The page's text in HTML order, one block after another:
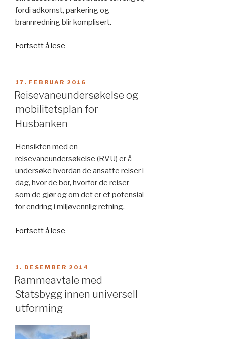
fordi adkomst, parkering og
brannredning blir komplisert.
Fortsett å lese
PUBLISERT
17. FEBRUAR 2016
Reisevaneundersøkelse og
mobilitetsplan for
Husbanken
Hensikten med en
reisevaneundersøkelse (RVU) er å
undersøke hvordan de ansatte reiser i
dag, hvor de bor, hvorfor de reiser
som de gjør og om det er et potensial
for endring i miljøvennlig retning.
Fortsett å lese
for
Husbanken»
PUBLISERT
1. DESEMBER 2014
Rammeavtale med
Statsbygg innen universell
utforming